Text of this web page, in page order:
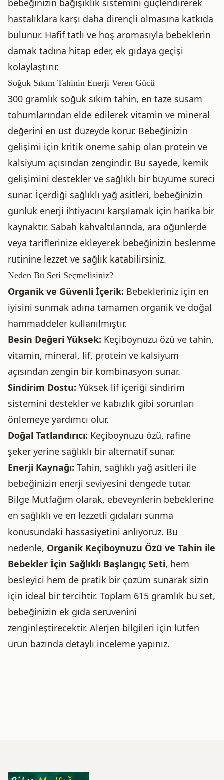
bebeğinizin bağışıklık sistemini güçlendirerek
hastalıklara karşı daha dirençli olmasına katkıda
bulunur. Hafif tatlı ve hoş aromasıyla bebeklerin
damak tadına hitap eder, ek gıdaya geçişi
kolaylaştırır.
Soğuk Sıkım Tahinin Enerji Veren Gücü
300 gramlık soğuk sıkım tahin, en taze susam
tohumlarından elde edilerek vitamin ve mineral
değerini en üst düzeyde korur. Bebeğinizin
gelişimi için kritik öneme sahip olan protein ve
kalsiyum açısından zengindir. Bu sayede, kemik
gelişimini destekler ve sağlıklı bir büyüme süreci
sunar. İçerdiği sağlıklı yağ asitleri, bebeğinizin
günlük enerji ihtiyacını karşılamak için harika bir
kaynaktır. Sabah kahvaltılarında, ara öğünlerde
veya tariflerinize ekleyerek bebeğinizin beslenme
rutinine lezzet ve sağlık katabilirsiniz.
Neden Bu Seti Seçmelisiniz?
Organik ve Güvenli İçerik: Bebekleriniz için en
iyisini sunmak adına tamamen organik ve doğal
hammaddeler kullanılmıştır.
Besin Değeri Yüksek: Keçiboynuzu özü ve tahin,
vitamin, mineral, lif, protein ve kalsiyum
açısından zengin bir kombinasyon sunar.
Sindirim Dostu: Yüksek lif içeriği sindirim
sistemini destekler ve kabızlık gibi sorunları
önlemeye yardımcı olur.
Doğal Tatlandırıcı: Keçiboynuzu özü, rafine
şeker yerine sağlıklı bir alternatif sunar.
Enerji Kaynağı: Tahin, sağlıklı yağ asitleri ile
bebeğinizin enerji seviyesini dengede tutar.
Bilge Mutfağım olarak, ebeveynlerin bebeklerine
en sağlıklı ve en lezzetli gıdaları sunma
konusundaki hassasiyetini anlıyoruz. Bu
nedenle, Organik Keçiboynuzu Özü ve Tahin ile
Bebekler İçin Sağlıklı Başlangıç Seti, hem
besleyici hem de pratik bir çözüm sunarak sizin
için ideal bir tercihtir. Toplam 615 gramlık bu set,
bebeğinizin ek gıda serüvenini
zenginleştirecektir. Alerjen bilgileri için lütfen
ürün bazında detaylı inceleme yapınız.